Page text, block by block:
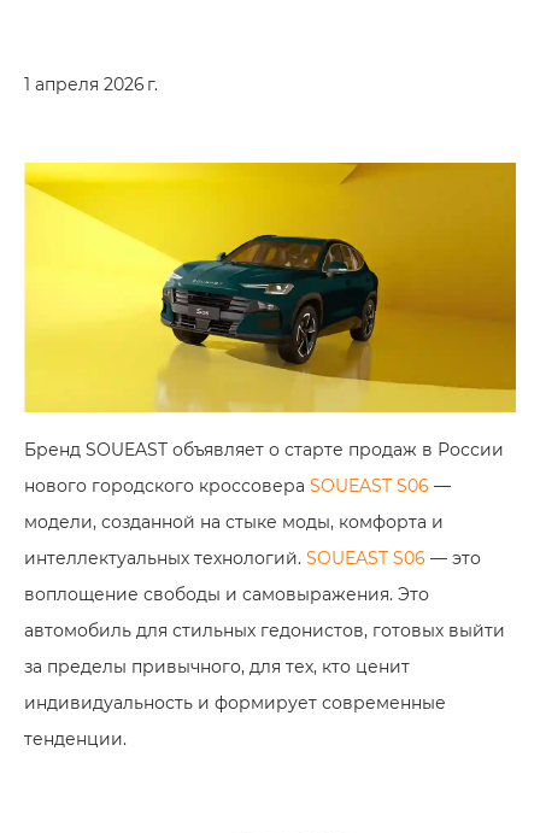
1 апреля 2026 г.
Бренд SOUEAST объявляет о старте продаж в России
нового городского кроссовера SOUEAST S06 —
модели, созданной на стыке моды, комфорта и
интеллектуальных технологий. SOUEAST S06 — это
воплощение свободы и самовыражения. Это
автомобиль для стильных гедонистов, готовых выйти
за пределы привычного, для тех, кто ценит
индивидуальность и формирует современные
тенденции.